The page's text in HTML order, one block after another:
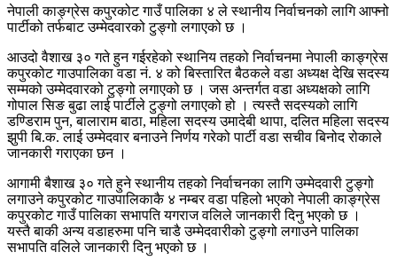
नेपाली काङ्ग्रेस कपुरकोट गाउँ पालिका ४ ले स्थानीय निर्वाचनको लागि आफ्नो
पार्टीको तर्फबाट उम्मेदवारको टुङ्गो लगाएको छ ।
आउदो वैशाख ३० गते हुन गईरहेको स्थानिय तहको निर्वाचनमा नेपाली काङ्ग्रेस
कपुरकोट गाउपालिका वडा नं. ४ को बिस्तारित बैठकले वडा अध्यक्ष देखि सदस्य
सम्मको उम्मेदवारको टुङ्गो लगाएको छ । जस अन्तर्गत वडा अध्यक्षको लागि
गोपाल सिङ बुढा लाई पार्टीले टुङ्गो लगाएको हो । त्यस्तै सदस्यको लागि
डण्डिराम पुन, बालाराम बाठा, महिला सदस्य उमादेबी थापा, दलित महिला सदस्य
झुपी बि.क. लाई उम्मेदवार बनाउने निर्णय गरेको पार्टी वडा सचीव बिनोद रोकाले
जानकारी गराएका छन ।
आगामी बैशाख ३० गते हुने स्थानीय तहको निर्वाचनका लागि उम्मेदवारी टुङ्गो
लगाउने कपुरकोट गाउपालिकाकै ४ नम्बर वडा पहिलो भएको नेपाली काङ्ग्रेस
कपुरकोट गाउँ पालिका सभापति यगराज वलिले जानकारी दिनु भएको छ ।
यस्तै बाकी अन्य वडाहरुमा पनि चाडै उम्मेदवारीको टुङ्गो लगाउने पालिका
सभापति वलिले जानकारी दिनु भएको छ ।